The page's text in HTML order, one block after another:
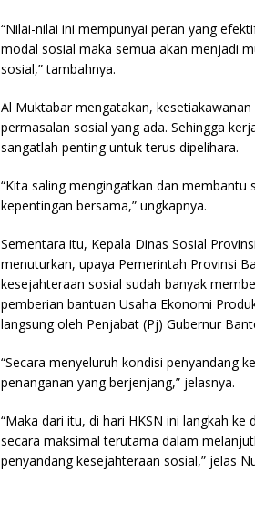
“Nilai-nilai ini mempunyai peran yang
modal sosial maka semua akan menjadi
sosial,” tambahnya.
Al Muktabar mengatakan,
permasalan sosial yang ada. Sehingga
sangatlah penting untuk terus dipelihara.
“Kita saling mengingatkan dan membantu
kepentingan bersama,” ungkapnya.
Sementara itu, Kepala Dinas Sosial
menuturkan, upaya Pemerintah Provinsi
kesejahteraan sosial sudah banyak
pemberian bantuan Usaha Ekonomi
langsung oleh Penjabat (Pj) Gubernur
“Secara menyeluruh kondisi penyandang
penanganan yang berjenjang,” jelasnya.
“Maka dari itu, di hari HKSN ini langkah
secara maksimal terutama dalam
penyandang kesejahteraan sosial,” jelas